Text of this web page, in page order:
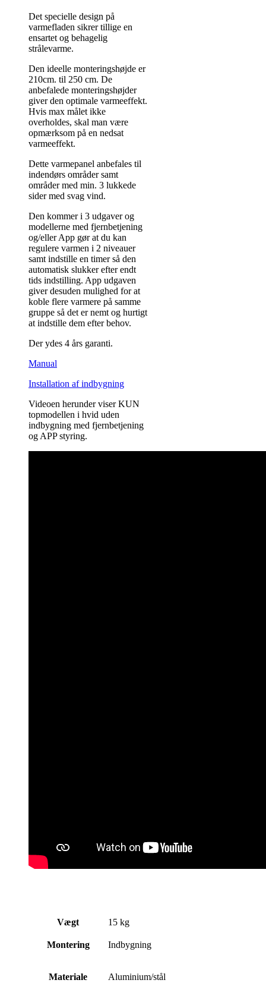
Det specielle design på
varmefladen sikrer tillige en
ensartet og behagelig
strålevarme.
Den ideelle monteringshøjde er
210cm. til 250 cm. De
anbefalede monteringshøjder
giver den optimale varmeeffekt.
Hvis max målet ikke
overholdes, skal man være
opmærksom på en nedsat
varmeeffekt.
Dette varmepanel anbefales til
indendørs områder samt
områder med min. 3 lukkede
sider med svag vind.
Den kommer i 3 udgaver og
modellerne med fjernbetjening
og/eller App gør at du kan
regulere varmen i 2 niveauer
samt indstille en timer så den
automatisk slukker efter endt
tids indstilling. App udgaven
giver desuden mulighed for at
koble flere varmere på samme
gruppe så det er nemt og hurtigt
at indstille dem efter behov.
Der ydes 4 års garanti.
Manual
Installation af indbygning
Videoen herunder viser KUN
topmodellen i hvid uden
indbygning med fjernbetjening
og APP styring.
Vægt 15 kg
Montering Indbygning
Materiale Aluminium/stål